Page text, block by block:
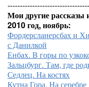
Мои другие рассказы
2010 год, ноябрь:
Фордерсланерсбах и
с Данилкой
Енбах. В горы по
Зальцбург. Там, где
Седлец. На костях
Кутна Гора. На серебре